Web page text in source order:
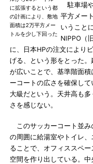
に拡張するという都
の計画により、敷地
面積は2万平方メー
トルを少し下回った
駐車場
平方メー
いうこと
NIPPO（
に、日本HPの注文により
げる、という形をとった
が広いことで、基準階面
ーコートの広さを確保し
大級だという。天井高も
さを感じない。
このサッカーコート並み
の周囲に給湯室やトイレ
ることで、オフィススペ
空間を作り出している。